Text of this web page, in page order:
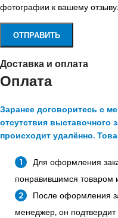
фотографии к вашему отзыву.
Доставка и оплата
Оплата
Заранее договоритесь с
отсутствия выставочного
происходит удалённо.
Для оформления
понравившимся товаром
После оформления
менеджер, он